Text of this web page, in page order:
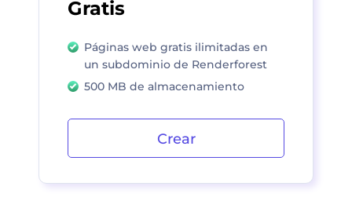
Gratis
Páginas web gratis ilimitadas en
un subdominio de Renderforest
500 MB de almacenamiento
Crear